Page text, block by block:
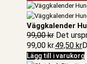
Väggkalender
99,00kr Det
99,00 kr.49,50 kr
Lägg till i varukorg